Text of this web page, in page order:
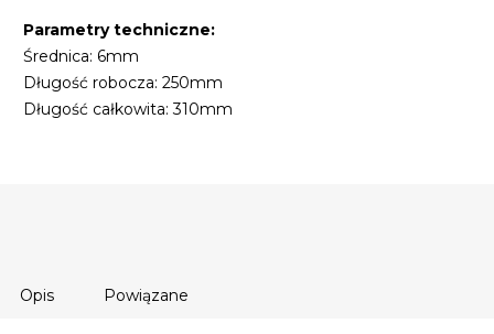
Parametry techniczne:
Średnica: 6mm
Długość robocza: 250mm
Długość całkowita: 310mm
Opis Powiązane